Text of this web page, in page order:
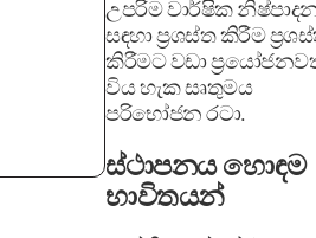
උපරිම වාර්ෂික
සඳහා ප්‍රශස්ත කිරීම
කිරීමට වඩා
විය හැක සෘතුමය
පරිභෝජන රටා.
ස්ථාපනය හොඳම
භාවිතයන්